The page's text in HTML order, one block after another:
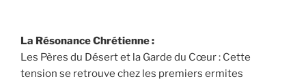
La Résonance Chrétienne :
Les Pères du Désert et la Garde du Cœur : Cette
tension se retrouve chez les premiers ermites